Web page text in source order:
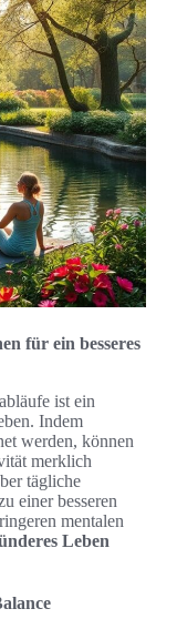
für ein besseres
ist ein
Indem
werden, können
merklich
tägliche
einer besseren
mentalen
Leben